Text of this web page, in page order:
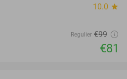
10.0 star
Regulier €99
€81